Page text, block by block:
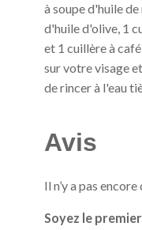
à soupe d'huile
d'huile d'olive, 1
et 1 cuillère à
sur votre visage
de rincer à l'eau
Avis
Il n’y a pas encore
Soyez le